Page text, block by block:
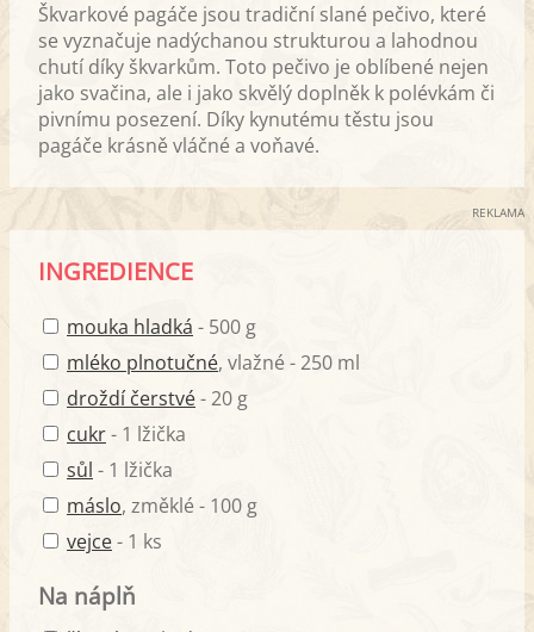
Škvarkové pagáče jsou tradiční slané pečivo, které
se vyznačuje nadýchanou strukturou a lahodnou
chutí díky škvarkům. Toto pečivo je oblíbené nejen
jako svačina, ale i jako skvělý doplněk k polévkám či
pivnímu posezení. Díky kynutému těstu jsou
pagáče krásně vláčné a voňavé.
REKLAMA
INGREDIENCE
mouka hladká - 500 g
mléko plnotučné, vlažné - 250 ml
droždí čerstvé- 20 g
cukr- 1 lžička
sůl - 1 lžička
máslo, změklé - 100 g
vejce- 1 ks
Na náplň